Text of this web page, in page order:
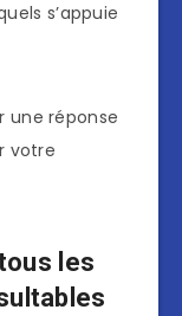
s’appuie
une réponse
votre
les